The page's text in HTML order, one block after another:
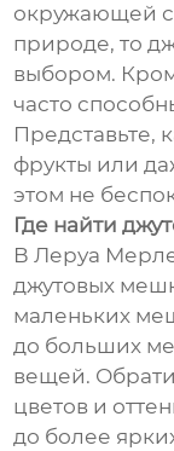
окружающей
природе, то
выбором.
часто
Представьте,
фрукты или
этом не
Где найти
В Леруа
джутовых
маленьких
до больших
вещей.
цветов и
до более